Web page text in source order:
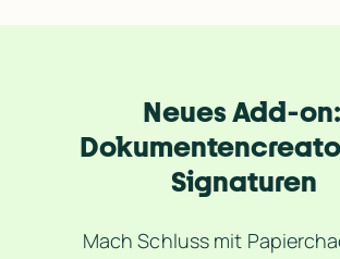
Neues Add-on:
Signaturen
Mach Schluss mit